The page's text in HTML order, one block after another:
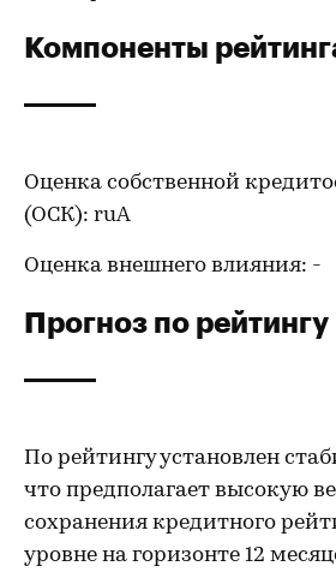
Компоненты
Оценка собственной
(ОСК): ruА
Оценка внешнего влияния: -
Прогноз по рейтингу
По рейтингу установлен
что предполагает высокую
сохранения кредитного
уровне на горизонте 12